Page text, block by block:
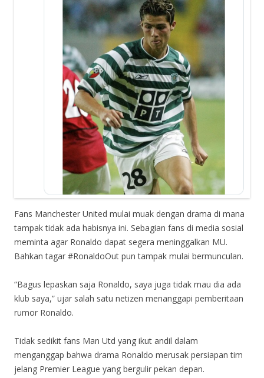
Fans Manchester United mulai muak dengan drama di mana
tampak tidak ada habisnya ini. Sebagian fans di media sosial
meminta agar Ronaldo dapat segera meninggalkan MU.
Bahkan tagar #RonaldoOut pun tampak mulai bermunculan.
“Bagus lepaskan saja Ronaldo, saya juga tidak mau dia ada
klub saya,” ujar salah satu netizen menanggapi pemberitaan
rumor Ronaldo.
Tidak sedikit fans Man Utd yang ikut andil dalam
menganggap bahwa drama Ronaldo merusak persiapan tim
jelang Premier League yang bergulir pekan depan.